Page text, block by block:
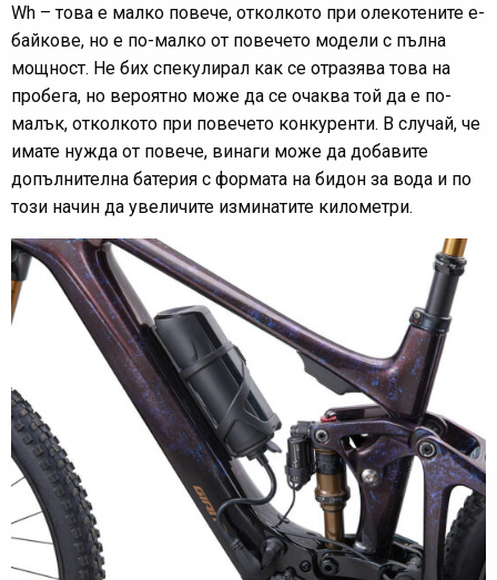
Wh – това е малко повече, отколкото при олекотените е-
байкове, но е по-малко от повечето модели с пълна
мощност. Не бих спекулирал как се отразява това на
пробега, но вероятно може да се очаква той да е по-
малък, отколкото при повечето конкуренти. В случай, че
имате нужда от повече, винаги може да добавите
допълнителна батерия с формата на бидон за вода и по
този начин да увеличите изминатите километри.